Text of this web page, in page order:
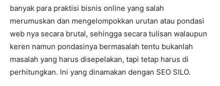
banyak para praktisi bisnis online yang salah
merumuskan dan mengelompokkan urutan atau pondasi
web nya secara brutal, sehingga secara tulisan walaupun
keren namun pondasinya bermasalah tentu bukanlah
masalah yang harus disepelakan, tapi tetap harus di
perhitungkan. Ini yang dinamakan dengan SEO SILO.